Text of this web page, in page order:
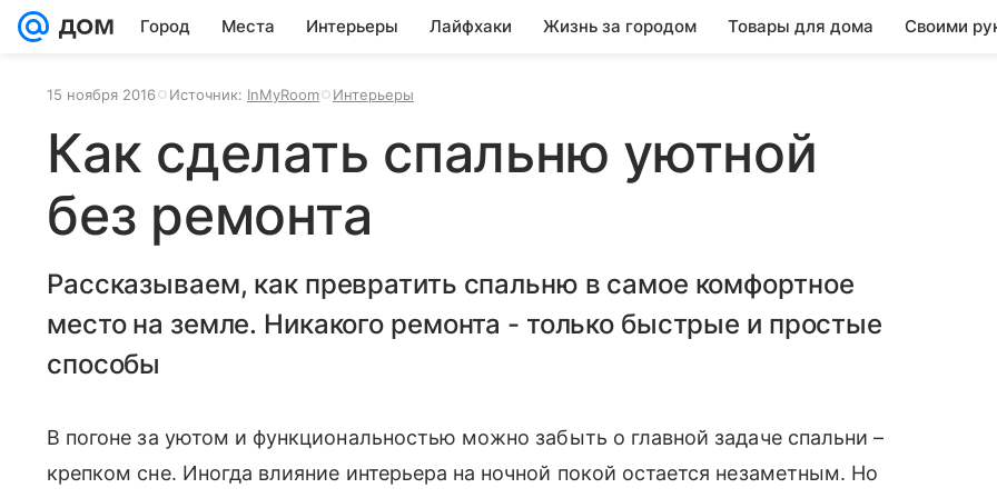
Город Места Интерьеры Лайфхаки Жизнь за городом Товары для дома Своими
15 ноября 2016 Источник: InMyRoom Интерьеры
Как сделать спальню уютной
без ремонта
Рассказываем, как превратить спальню в самое комфортное
место на земле. Никакого ремонта - только быстрые и простые
способы
В погоне за уютом и функциональностью можно забыть о главной задаче спальни –
крепком сне. Иногда влияние интерьера на ночной покой остается незаметным. Но